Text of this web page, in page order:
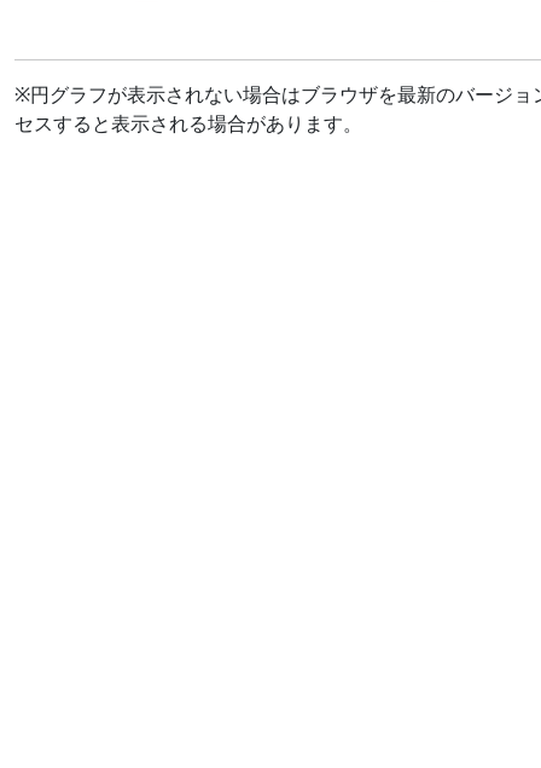
※円グラフが表示されない場合はブラウザを最新のバージ
セスすると表示される場合があります。